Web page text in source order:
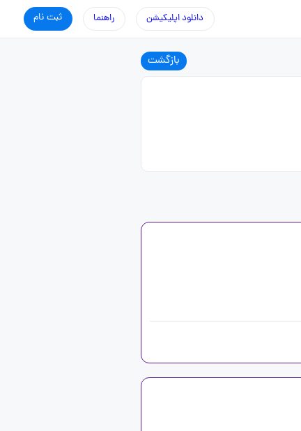
ثبت نام راهنما دانلود اپلیکیشن
بازگشت